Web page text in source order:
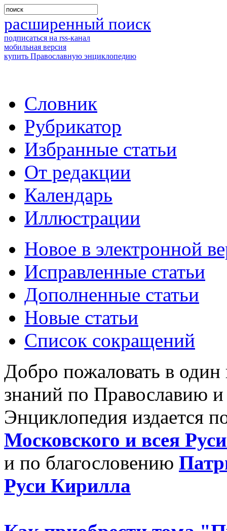
расширенный поиск
подписаться на rss-канал
мобильная версия
купить Православную энциклопедию
Словник
Рубрикатор
Избранные статьи
От редакции
Календарь
Иллюстрации
Новое в электронной
Исправленные статьи
Дополненные статьи
Новые статьи
Список сокращений
Добро пожаловать в
знаний по Православию
Энциклопедия издается
Московского и всея
и по благословению
Руси Кирилла